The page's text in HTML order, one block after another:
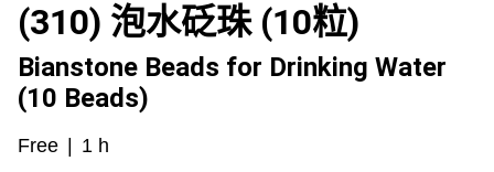
(310) 泡水砭珠 (10粒)
Bianstone Beads for Drinking Water
(10 Beads)
Free 1 h